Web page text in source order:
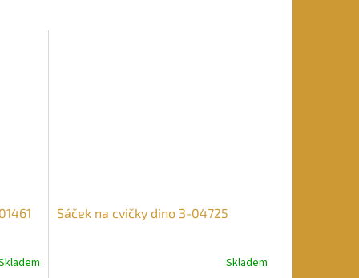
Sáček na cvičky dino 3-04725
Skladem